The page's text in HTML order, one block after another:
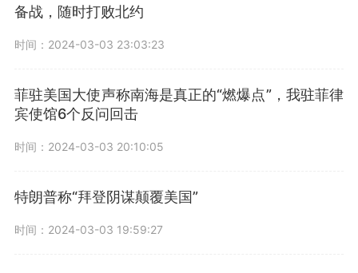
备战，随时打败北约
时间：2024-03-03 23:03:23
菲驻美国大使声称南海是真正的“燃爆点”，我驻菲律
宾使馆6个反问回击
时间：2024-03-03 20:10:05
特朗普称“拜登阴谋颠覆美国”
时间：2024-03-03 19:59:27